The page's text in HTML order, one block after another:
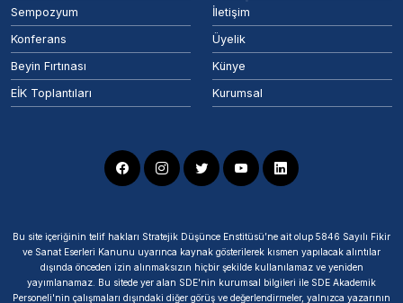
Sempozyum
Konferans
Beyin Fırtınası
EİK Toplantıları
İletişim
Üyelik
Künye
Kurumsal
Bu site içeriğinin telif hakları Stratejik Düşünce Enstitüsü’ne ait olup 5846 Sayılı Fikir
ve Sanat Eserleri Kanunu uyarınca kaynak gösterilerek kısmen yapılacak alıntılar
dışında önceden izin alınmaksızın hiçbir şekilde kullanılamaz ve yeniden
yayımlanamaz. Bu sitede yer alan SDE'nin kurumsal bilgileri ile SDE Akademik
Personeli'nin çalışmaları dışındaki diğer görüş ve değerlendirmeler, yalnızca yazarının